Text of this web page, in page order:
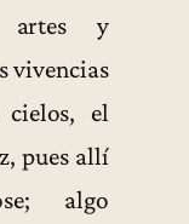
artes y
vivencias
el
pues allí
algo